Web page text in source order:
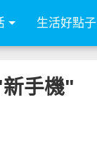
生活好點子
手機"